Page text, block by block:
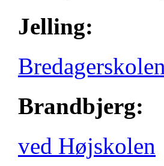
Jelling:
Brandbjerg:
ved Højskolen